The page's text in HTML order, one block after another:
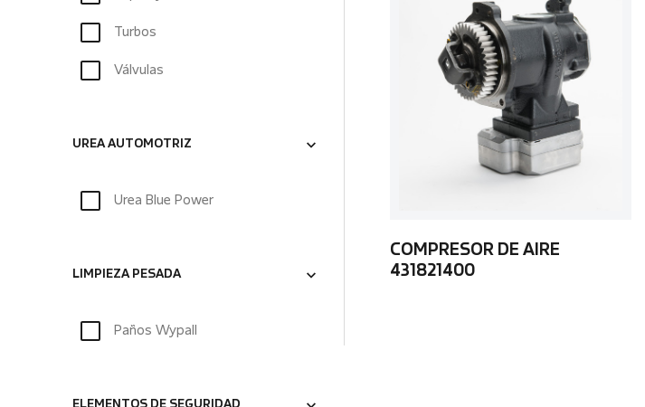
Turbos
Válvulas
UREA AUTOMOTRIZ
Urea Blue Power
LIMPIEZA PESADA
Paños Wypall
COMPRESOR DE AIRE
431821400